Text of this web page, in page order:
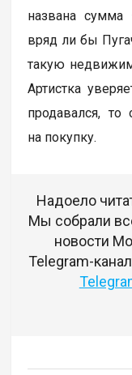
названа
вряд ли бы
такую
Артистка
продавался,
на покупку.
Надоело
Мы собрали
новости
Telegram-